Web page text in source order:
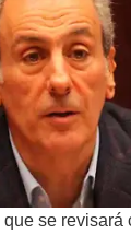
se revisará